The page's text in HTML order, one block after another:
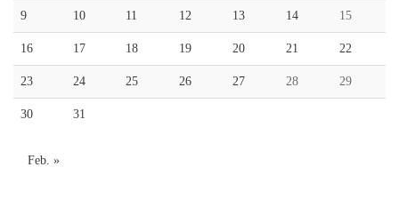
9 10 11 12 13 14 15
16 17 18 19 20 21 22
23 24 25 26 27 28 29
30 31
Feb. »